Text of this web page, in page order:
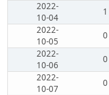
2022-
10-04
1
2022-
10-05
0
2022-
10-06
0
2022-
10-07
0